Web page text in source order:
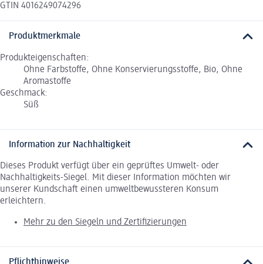
GTIN 4016249074296
Produktmerkmale
Produkteigenschaften:
Ohne Farbstoffe, Ohne Konservierungsstoffe, Bio, Ohne
Aromastoffe
Geschmack:
Süß
Information zur Nachhaltigkeit
Dieses Produkt verfügt über ein geprüftes Umwelt- oder
Nachhaltigkeits-Siegel. Mit dieser Information möchten wir
unserer Kundschaft einen umweltbewussteren Konsum
erleichtern.
Mehr zu den Siegeln und Zertifizierungen